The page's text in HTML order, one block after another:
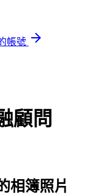
帳號
顧問
相簿照片